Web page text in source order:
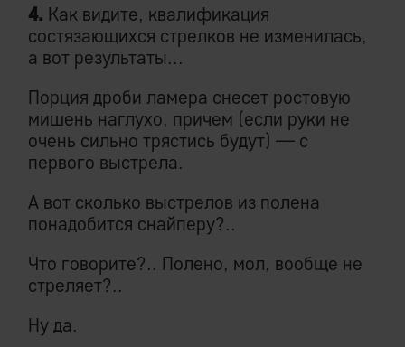
4. Как видите, квалификация
состязающихся стрелков не изменилась,
а вот результаты...
Порция дроби ламера снесет ростовую
мишень наглухо, причем (если руки не
очень сильно трястись будут) — с
первого выстрела.
А вот сколько выстрелов из полена
понадобится снайперу?..
Что говорите?.. Полено, мол, вообще не
стреляет?..
Ну да.